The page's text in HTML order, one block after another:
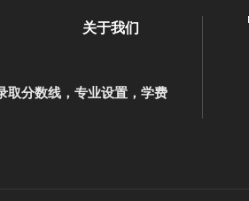
关于我们
取分数线，专业设置，学费